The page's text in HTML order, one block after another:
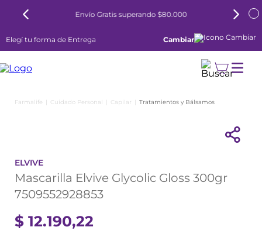
6 cuotas sin interés todos los días
Elegí tu forma de Entrega Cambiar
Cuidado Personal Capilar Tratamientos y Bálsamos
ELVIVE
Mascarilla Elvive Glycolic Gloss 300gr
7509552928853
$ 12.190,22